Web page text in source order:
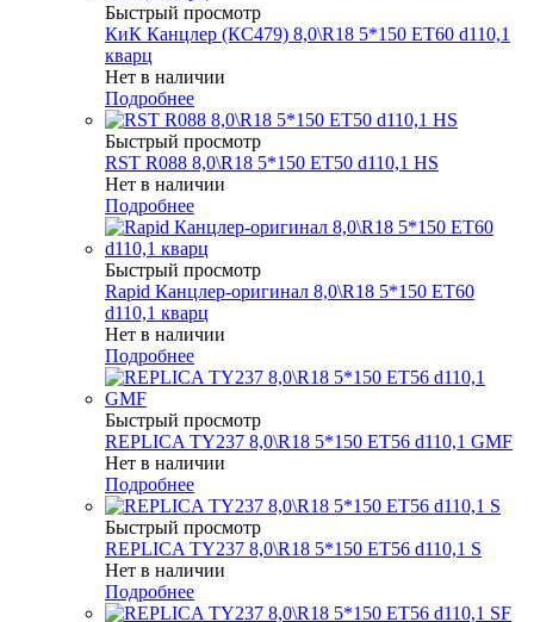
Быстрый просмотр
КиК Канцлер (КС479) 8,0\R18 5*150 ET60 d110,1
кварц
Нет в наличии
Подробнее
Быстрый просмотр
RST R088 8,0\R18 5*150 ET50 d110,1 HS
Нет в наличии
Подробнее
Быстрый просмотр
Rapid Канцлер-оригинал 8,0\R18 5*150 ET60
d110,1 кварц
Нет в наличии
Подробнее
Быстрый просмотр
REPLICA TY237 8,0\R18 5*150 ET56 d110,1 GMF
Нет в наличии
Подробнее
Быстрый просмотр
REPLICA TY237 8,0\R18 5*150 ET56 d110,1 S
Нет в наличии
Подробнее